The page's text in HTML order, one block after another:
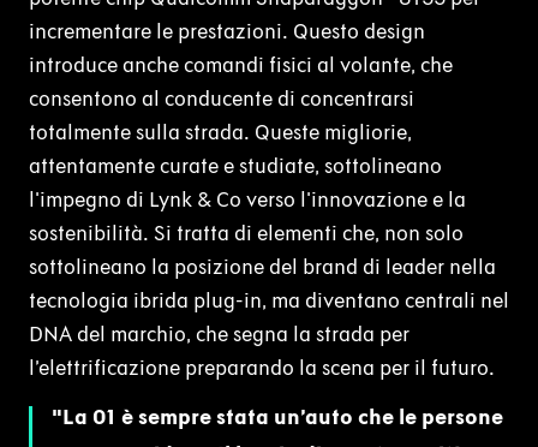
incrementare le prestazioni. Questo design
introduce anche comandi fisici al volante, che
consentono al conducente di concentrarsi
totalmente sulla strada. Queste migliorie,
attentamente curate e studiate, sottolineano
l'impegno di Lynk & Co verso l'innovazione e la
sostenibilità. Si tratta di elementi che, non solo
sottolineano la posizione del brand di leader nella
tecnologia ibrida plug-in, ma diventano centrali nel
DNA del marchio, che segna la strada per
l’elettrificazione preparando la scena per il futuro.
La 01 è sempre stata un’auto che le persone